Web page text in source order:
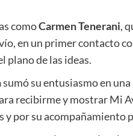
comoCarmen Tenerani,
en un primer contacto
plano de las ideas.
sumó su entusiasmo en
recibirme y mostrar Mi
y por su acompañamiento